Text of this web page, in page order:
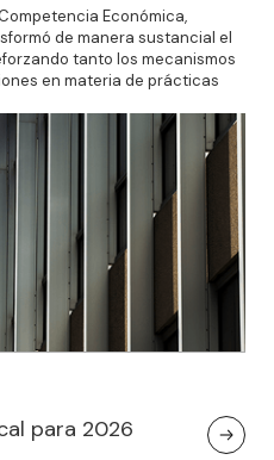
Económica,
de manera sustancial el
tanto los mecanismos
en materia de prácticas
para 2026